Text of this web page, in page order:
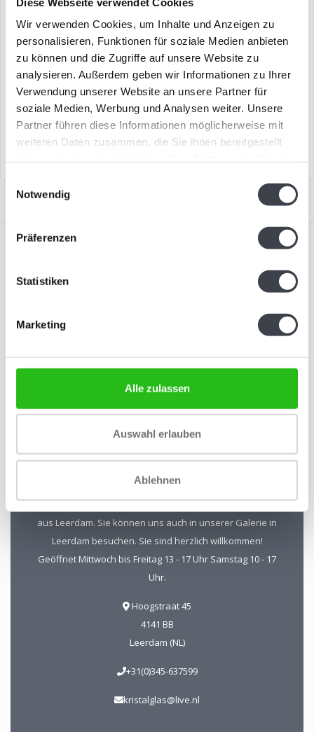
Wir verwenden Cookies, um Inhalte und Anzeigen zu
personalisieren, Funktionen für soziale Medien anbieten
zu können und die Zugriffe auf unsere Website zu
analysieren. Außerdem geben wir Informationen zu Ihrer
Verwendung unserer Website an unsere Partner für
soziale Medien, Werbung und Analysen weiter. Unsere
Partner führen diese Informationen möglicherweise mit
weiteren Daten zusammen, die Sie ihnen bereitgestellt
Notwendig
Präferenzen
Statistiken
Marketing
Alle zulassen
Auswahl erlauben
Ablehnen
Kosta Boda „Headman“
Schönes Objekt „Headman“
aus reinem Kristall von Bertil
Vallien für Kosta ..
€495,00
„Inside Matters“ aus der
Kollektion „Brains“ von Kosta
Boda.
€189,00
Bleiben Sie auf dem Laufenden und erhalten Sie einen
Kristal-Glas Leerdam
Kristal-Glas ist der Online-Shop für Glaskunst und Kristall
aus Leerdam. Sie können uns auch in unserer Galerie in
Leerdam besuchen. Sie sind herzlich willkommen!
Geöffnet Mittwoch bis Freitag 13 - 17 Uhr Samstag 10 - 17
Uhr.
Hoogstraat 45
4141 BB
Leerdam (NL)
+31(0)345-637599
kristalglas@live.nl